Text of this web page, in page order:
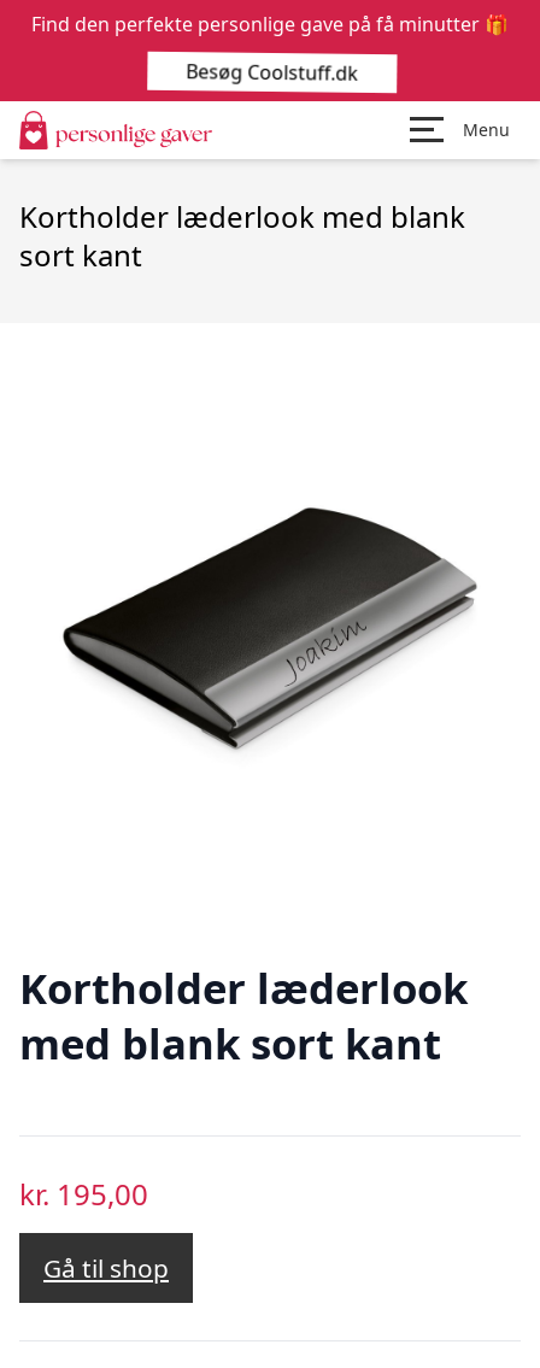
Menu
Kortholder læderlook med blank
sort kant
Kortholder læderlook
med blank sort kant
kr. 195,00
Gå til shop
Find den perfekte personlige gave på få minutter 🎁
Besøg Coolstuff.dk